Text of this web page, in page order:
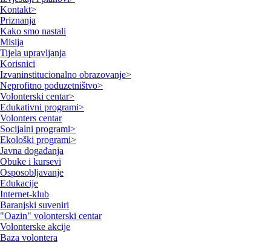
Kontakt>
Priznanja
Kako smo nastali
Misija
Tijela upravljanja
Korisnici
Izvaninstitucionalno obrazovanje>
Neprofitno poduzetništvo>
Volonterski centar>
Edukativni programi>
Volonters centar
Socijalni programi>
Ekološki programi>
Javna događanja
Obuke i kursevi
Osposobljavanje
Edukacije
Internet-klub
Baranjski suveniri
"Oazin" volonterski centar
Volonterske akcije
Baza volontera